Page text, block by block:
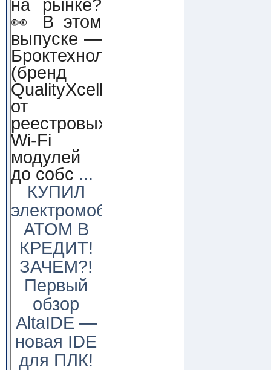
на рынке?
👀 В этом
выпуске —
Броктехнолоджи
(бренд
QualityXcellence):
от
реестровых
Wi-Fi
модулей
до собс ...
КУПИЛ
электромобиль
АТОМ В
КРЕДИТ!
ЗАЧЕМ?!
Первый
обзор
AltaIDE —
новая IDE
для ПЛК!